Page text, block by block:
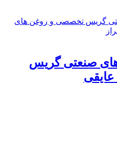
های صنعتی گریس